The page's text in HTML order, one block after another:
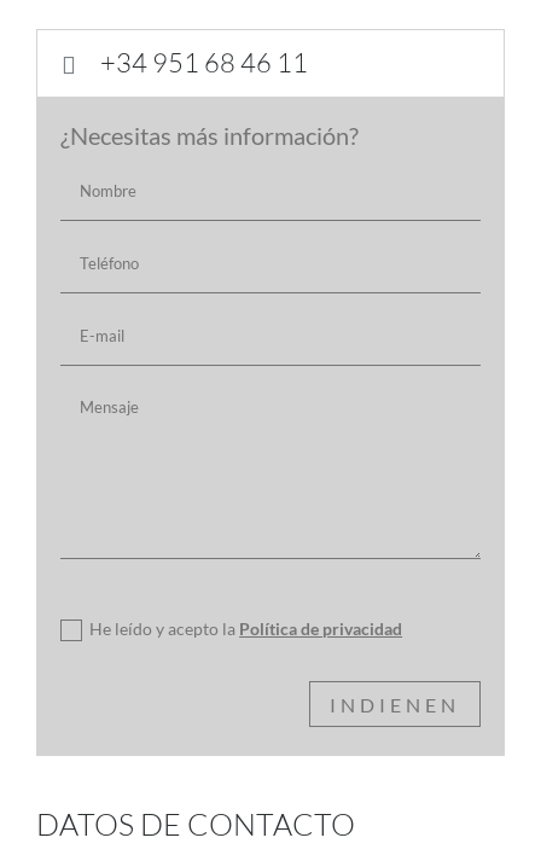
 +34 951 68 46 11
¿Necesitas más información?
He leído y acepto la Política de privacidad
INDIENEN
DATOS DE CONTACTO